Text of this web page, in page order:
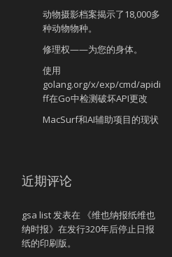
动物摄影档案揭示了18,000多
种动物物种。
修理权——为您的身体。
使用
golang.org/x/exp/cmd/apidi
ff在Go中检测破坏API更改
MacSurf和AI辅助项目的现状
近期评论
gsa list发表在
《维也纳报纸维也
纳时报》在发行320年后停止日报
纸的印刷版。